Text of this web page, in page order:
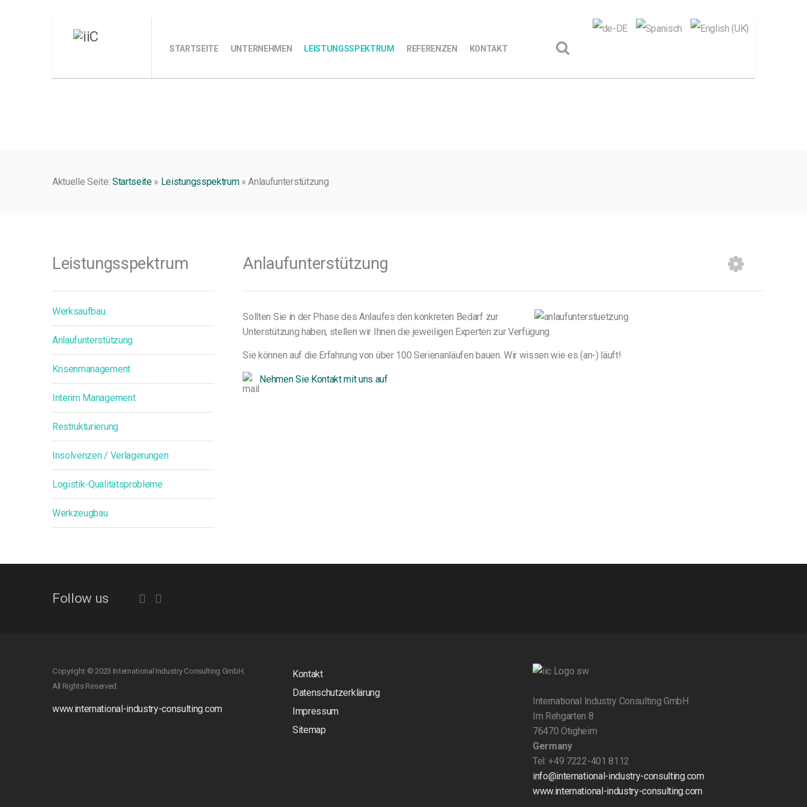
STARTSEITE UNTERNEHMEN LEISTUNGSSPEKTRUM REFERENZEN KONTAKT
Aktuelle Seite: Startseite» Leistungsspektrum»Anlaufunterstützung
Leistungsspektrum
Werksaufbau
Anlaufunterstützung
Krisenmanagement
Interim Management
Restrukturierung
Insolvenzen / Verlagerungen
Logistik-Qualitätsprobleme
Werkzeugbau
Anlaufunterstützung
Sollten Sie in der Phase des Anlaufes den konkreten Bedarf zur
Unterstützung haben, stellen wir Ihnen die jeweiligen Experten zur Verfügung.
Sie können auf die Erfahrung von über 100 Serienanläufen bauen. Wir wissen wie es (an-) läuft!
Nehmen Sie Kontakt mit uns auf
Follow us
Copyright © 2023 International Industry Consulting GmbH.
All Rights Reserved.
www.international-industry-consulting.com
Kontakt
Datenschutzerklärung
Impressum
Sitemap
International Industry Consulting GmbH
Im Rehgarten 8
76470 Ötigheim
Germany
Tel: +49 7222-401 8112
info@international-industry-consulting.com
www.international-industry-consulting.com